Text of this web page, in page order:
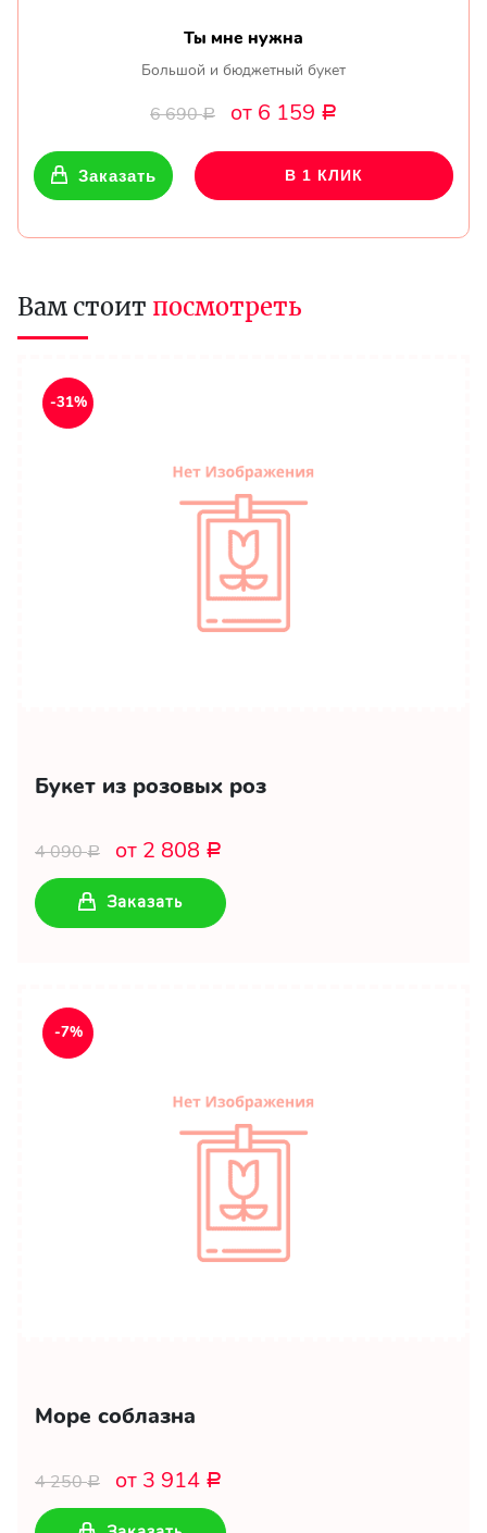
Ты мне нужна
Большой и бюджетный букет
6 690Р от 6 159 Р
Заказать В 1 КЛИК
Вам стоит посмотреть
-31%
Букет из розовых роз
4 090Р от 2 808 Р
Заказать
-7%
Море соблазна
4 250Р от 3 914 Р